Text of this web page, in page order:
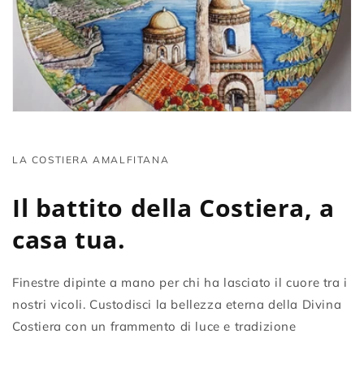
LA COSTIERA AMALFITANA
Il battito della Costiera, a
casa tua.
Finestre dipinte a mano per chi ha lasciato il cuore tra i
nostri vicoli. Custodisci la bellezza eterna della Divina
Costiera con un frammento di luce e tradizione